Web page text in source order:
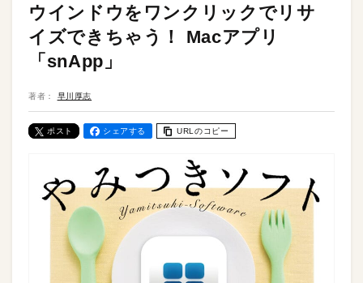
ウインドウをワンクリックでリサ
イズできちゃう！ Macアプリ
「snApp」
著者： 早川厚志
ポスト シェアする URLのコピー